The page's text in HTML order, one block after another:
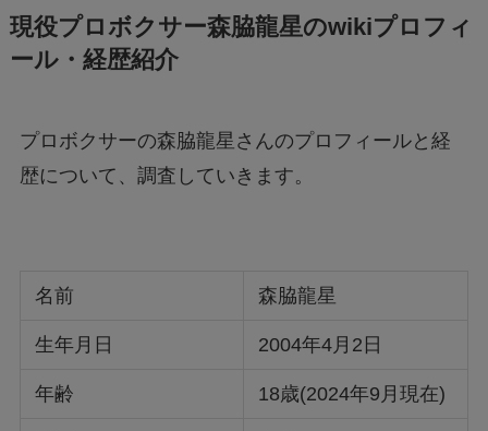
現役プロボクサー森脇龍星のwikiプロフィ
ール・経歴紹介
プロボクサーの森脇龍星さんのプロフィールと経
歴について、調査していきます。
名前 森脇龍星
生年月日 2004年4月2日
年齢 18歳(2024年9月現在)